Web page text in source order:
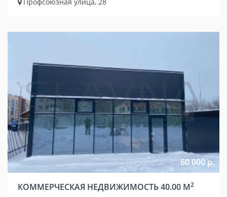
60 000 р.
КОММЕРЧЕСКАЯ НЕДВИЖИМОСТЬ 40.00 М2